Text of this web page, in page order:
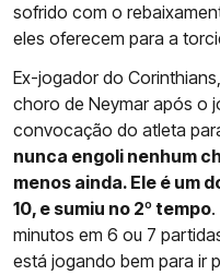
sofrido com o
eles oferecem para a
Ex-jogador do
choro de Neymar após o
convocação do atleta
nunca engoli nenhum
menos ainda. Ele é um
10, e sumiu no 2º tempo
minutos em 6 ou 7
está jogando bem para ir